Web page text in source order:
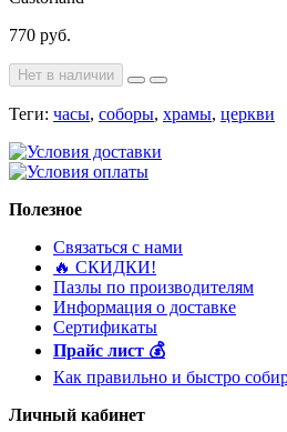
770 руб.
Нет в наличии
Теги: часы, соборы, храмы, церкви
Полезное
Связаться с нами
🔥 ️СКИДКИ!
Пазлы по производителям
Информация о доставке
Сертификаты
Прайс лист 💰
Как правильно и быстро
Личный кабинет